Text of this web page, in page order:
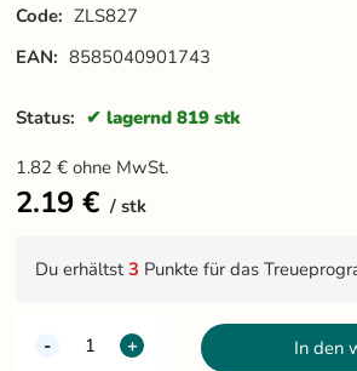
Code: ZLS827
EAN: 8585040901743
Status: lagernd 819 stk
1.82 €ohne MwSt.
2.19 € stk
Du erhältst3 Punkte für das